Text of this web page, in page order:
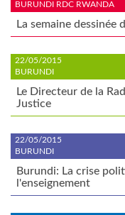
BURUNDI RDC RWANDA
La semaine dessinée
22/05/2015
BURUNDI
Le Directeur de la
Justice
22/05/2015
BURUNDI
Burundi: La crise
l'enseignement